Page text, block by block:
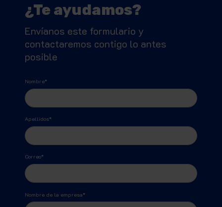
¿Te ayudamos?
Envíanos este formulario y
contactaremos contigo lo antes
posible
Nombre*
Apellidos*
Correo*
Nombre de la empresa*